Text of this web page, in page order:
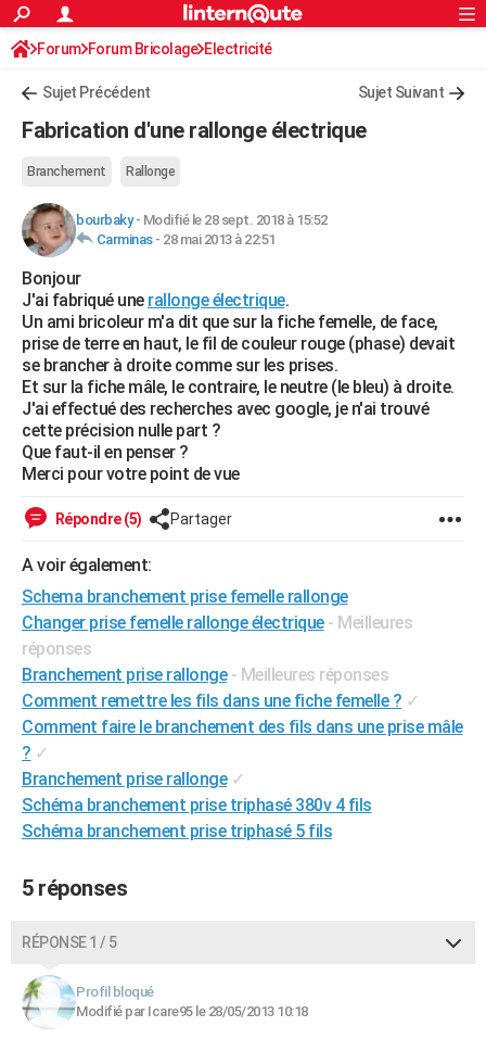
ACTUALITÉS
Politique
Société
Faits Divers
Education
Monde
Villes
+
AUTO
Essais
Réserver un essai
Citadines
Berlines
SUV
Forum auto
+HIGH-TECH
Mobiles
Meilleur smartphone
Internet
Ordinateurs
Jeux vidéo
Guide high-tech
+BRICOLAGE
Forum
Aménagement intérieur
Extérieur
Cuisine
Salle de bains
Jardinage
Rangement
WEEK-END
Guides de France
Escapades
Patrimoine
Expositions
Musées
Week-end nature
+LIFESTYLE
Art de vivre
Bien-être
Loisirs
Mode
Modes de vie
SANTE
Alimentation
Guide de la santé
Maladies
Médicaments
Sommeil
VOYAGE
Destinations
City break
Voyage nature
Voyage de noces
Forum
Climat
PHOTO
GUIDES D'ACHAT
BONS PLANS
CARTE DE VOEUX
Carte de Noël
Carte Bonne année
Carte Saint-Valentin
Carte Pâques
Carte d'anniversaire
DICTIONNAIRE
Dictionnaire
Biographies
Citations
Expressions
Proverbes
PROGRAMME TV
COPAINS D'AVANT
S'inscrire
Se connecter
Lycées
Collèges
Primaires
Universités
Entreprises
Service militaire
Avis de recherche
AVIS DE DÉCÈS
Bricolage
Lifestyle
Culture
Television
Voyage
S'inscrire
Connexion
Forum Forum Bricolage Electricité
Sujet Précédent Sujet Suivant
Fabrication d'une rallonge électrique
Branchement Rallonge
bourbaky- Modifié le 28 sept. 2018 à 15:52
Carminas- 28 mai 2013 à 22:51
Bonjour
J'ai fabriqué une rallonge électrique.
Un ami bricoleur m'a dit que sur la fiche femelle, de face,
prise de terre en haut, le fil de couleur rouge (phase) devait
se brancher à droite comme sur les prises.
Et sur la fiche mâle, le contraire, le neutre (le bleu) à droite.
J'ai effectué des recherches avec google, je n'ai trouvé
cette précision nulle part ?
Que faut-il en penser ?
Merci pour votre point de vue
Répondre (5) Partager
A voir également:
Schema branchement prise femelle rallonge
Changer prise femelle rallonge électrique - Meilleures
réponses
Branchement prise rallonge - Meilleures réponses
Comment remettre les fils dans une fiche femelle ? ✓
Comment faire le branchement des fils dans une prise mâle
? ✓
Branchement prise rallonge ✓
Schéma branchement prise triphasé 380v 4 fils
Schéma branchement prise triphasé 5 fils
5 réponses
RÉPONSE 1 / 5
Profil bloqué
Modifié par Icare95 le 28/05/2013 10:18